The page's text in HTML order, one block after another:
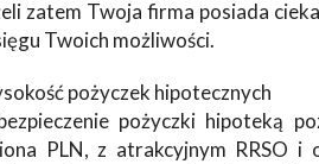
zatem Twoja firma posiada
Twoich możliwości.
pożyczek hipotecznych
pożyczki hipoteką
PLN, z atrakcyjnym RRSO